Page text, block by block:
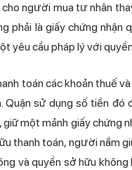
cho người mua tư nhân
phải là giấy chứng
yêu cầu pháp lý với
toán các khoản thuế
Quận sử dụng số tiền
một mảnh giấy chứng
thanh toán, người nắm
và quyền sở hữu